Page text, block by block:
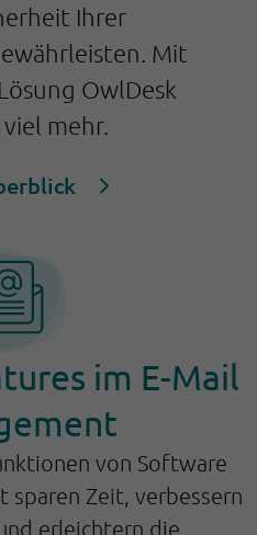
Ihrer
Mit
OwlDesk
mehr.
im E-Mail
von Software
sparen Zeit, verbessern
erleichtern die